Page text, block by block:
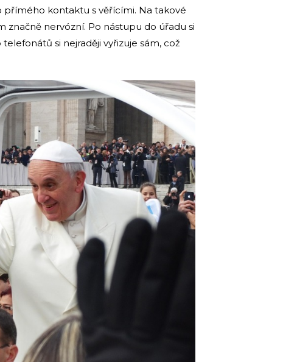
kontaktu s věřícími. Na takové
značně nervózní. Po nástupu do úřadu si
si nejraději vyřizuje sám, což